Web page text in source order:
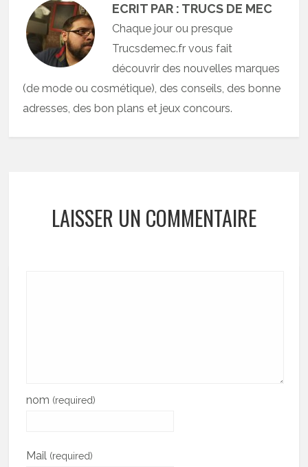
ECRIT PAR : TRUCS DE MEC
Chaque jour ou presque
Trucsdemec.fr vous fait
découvrir des nouvelles marques
(de mode ou cosmétique), des conseils, des bonne
adresses, des bon plans et jeux concours.
LAISSER UN COMMENTAIRE
nom (required)
Mail (required)